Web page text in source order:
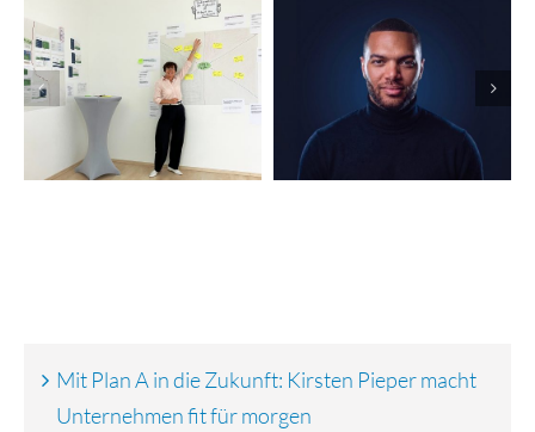
KI-gestützte
Kampagnen:
Nevolion
automatisiert
Marketing und
Vertrieb
Erfolgreiche
Finanzierungsrunde:
vGreens startet
globalen Rollout
Mit Plan A in die Zukunft: Kirsten Pieper macht
Unternehmen fit für morgen